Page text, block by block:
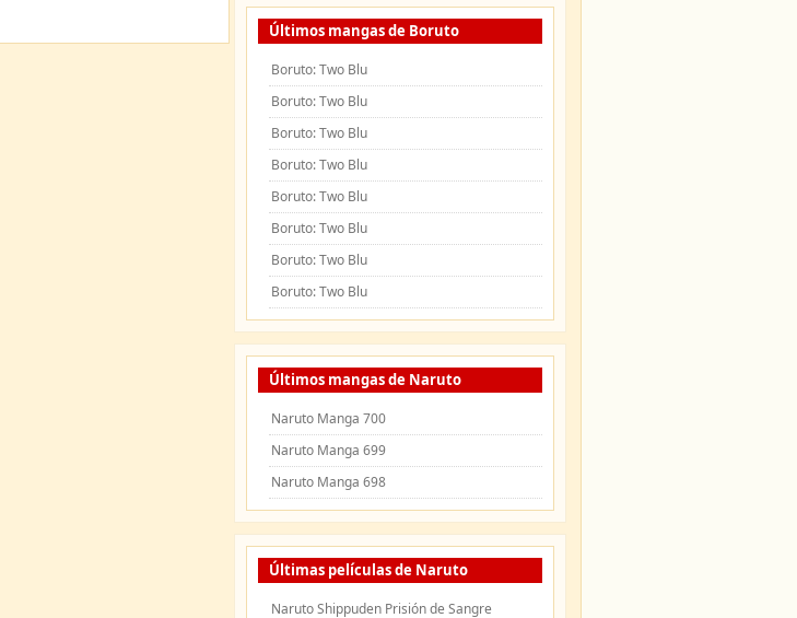
Últimos mangas de Boruto
Boruto: Two Blu
Boruto: Two Blu
Boruto: Two Blu
Boruto: Two Blu
Boruto: Two Blu
Boruto: Two Blu
Boruto: Two Blu
Boruto: Two Blu
Últimos mangas de Naruto
Naruto Manga 700
Naruto Manga 699
Naruto Manga 698
Últimas películas de Naruto
Naruto Shippuden Prisión de Sangre